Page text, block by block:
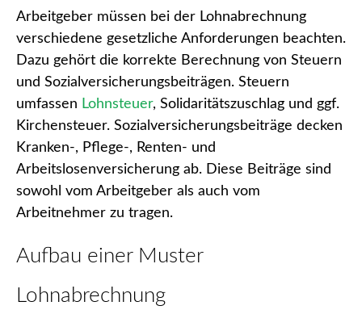
Arbeitgeber müssen bei der Lohnabrechnung
verschiedene gesetzliche Anforderungen beachten.
Dazu gehört die korrekte Berechnung von Steuern
und Sozialversicherungsbeiträgen. Steuern
umfassen Lohnsteuer, Solidaritätszuschlag und ggf.
Kirchensteuer. Sozialversicherungsbeiträge decken
Kranken-, Pflege-, Renten- und
Arbeitslosenversicherung ab. Diese Beiträge sind
sowohl vom Arbeitgeber als auch vom
Arbeitnehmer zu tragen.
Aufbau einer Muster
Lohnabrechnung